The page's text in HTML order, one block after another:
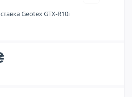
Geotex GTX-R10i